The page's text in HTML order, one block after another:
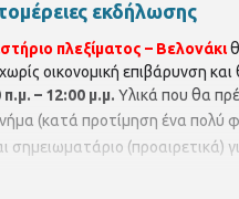
εκδήλωσης
πλεξίματος – Βελονάκι
χωρίς οικονομική επιβάρυνση
π.μ. – 12:00 μ.μ. Υλικά που θα
νήμα (κατά προτίμηση ένα πολύ
σημειωματάριο (προαιρετικά)